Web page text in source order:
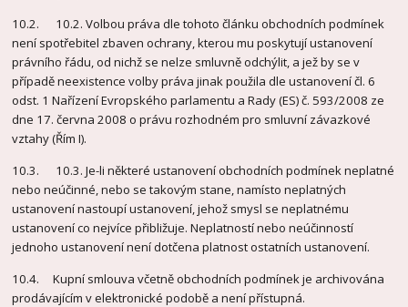
10.2. 10.2. Volbou práva dle tohoto článku obchodních podmínek
není spotřebitel zbaven ochrany, kterou mu poskytují ustanovení
právního řádu, od nichž se nelze smluvně odchýlit, a jež by se v
případě neexistence volby práva jinak použila dle ustanovení čl. 6
odst. 1 Nařízení Evropského parlamentu a Rady (ES) č. 593/2008 ze
dne 17. června 2008 o právu rozhodném pro smluvní závazkové
vztahy (Řím I).
10.3. 10.3. Je-li některé ustanovení obchodních podmínek neplatné
nebo neúčinné, nebo se takovým stane, namísto neplatných
ustanovení nastoupí ustanovení, jehož smysl se neplatnému
ustanovení co nejvíce přibližuje. Neplatností nebo neúčinností
jednoho ustanovení není dotčena platnost ostatních ustanovení.
10.4. Kupní smlouva včetně obchodních podmínek je archivována
prodávajícím v elektronické podobě a není přístupná.